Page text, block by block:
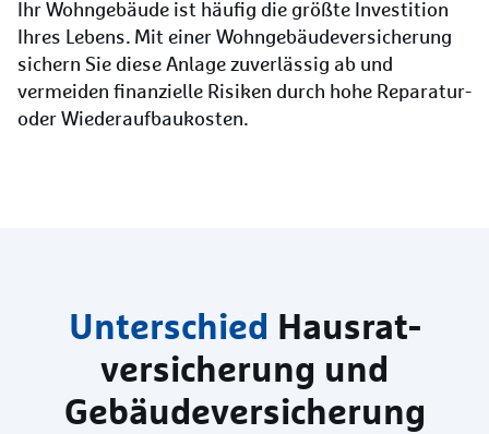
Ihr Wohngebäude ist häufig die größte Investition
Ihres Lebens. Mit einer Wohngebäudeversicherung
sichern Sie diese Anlage zuverlässig ab und
vermeiden finanzielle Risiken durch hohe Reparatur-
oder Wiederaufbaukosten.
Unterschied Hausrat­
versicherung und
Gebäude­versicherung